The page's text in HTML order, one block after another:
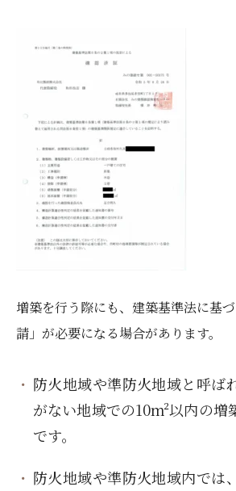
増築を行う際にも、建築基準法に基
請」が必要になる場合があります。
防火地域や準防火地域と呼ば
がない地域での10m²以内の増
です。
防火地域や準防火地域内では